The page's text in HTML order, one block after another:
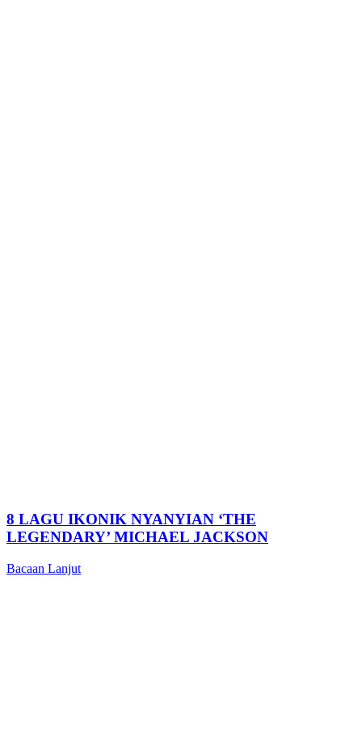
8 LAGU IKONIK NYANYIAN ‘THE
LEGENDARY’ MICHAEL JACKSON
Bacaan Lanjut